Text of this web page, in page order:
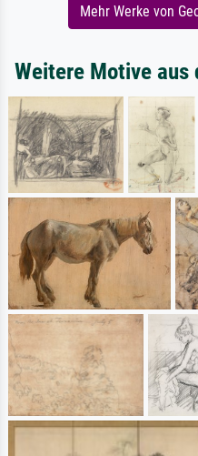
Mehr Werke von
Weitere Motive aus